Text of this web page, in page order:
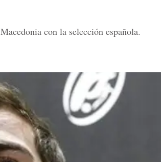
con la selección española.